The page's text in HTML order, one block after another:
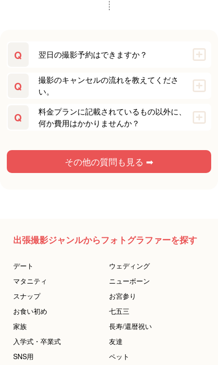
Q 翌日の撮影予約はできますか？
Q
撮影のキャンセルの流れを教えてくださ
い。
Q
料金プランに記載されているもの以外に、
何か費用はかかりませんか？
その他の質問も見る ➡
出張撮影ジャンルからフォトグラファーを探す
デート
ウェディング
マタニティ
ニューボーン
スナップ
お宮参り
お食い初め
七五三
家族
長寿/還暦祝い
入学式・卒業式
友達
SNS用
ペット